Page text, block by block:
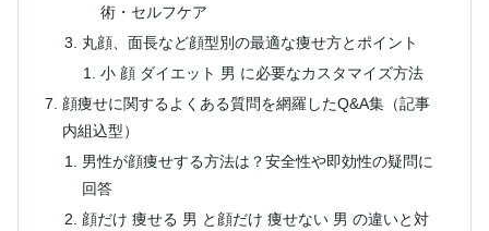
術・セルフケア
丸顔、面長など顔型別の最適な痩せ方とポイント
小 顔 ダイエット 男 に必要なカスタマイズ方法
顔痩せに関するよくある質問を網羅したQ&A集（記事
内組込型）
男性が顔痩せする方法は？安全性や即効性の疑問に
回答
顔だけ 痩せる 男 と顔だけ 痩せない 男 の違いと対